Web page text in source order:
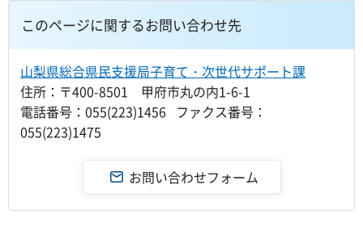
このページに関するお問い合わせ先
山梨県総合県民支援局子育て・次世代サポート課
住所：〒400-8501 甲府市丸の内1-6-1
電話番号：055(223)1456 ファクス番号：
055(223)1475